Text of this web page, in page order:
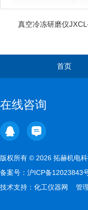
真空冷冻研磨仪
首页
在线咨询
版权所有 © 2026 拓赫机电
备案号： 沪ICP备12023843
技术支持： 化工仪器网 管